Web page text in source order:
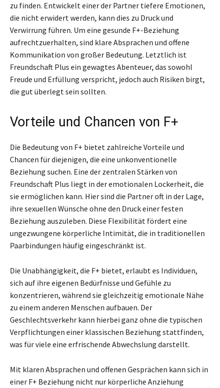
zu finden. Entwickelt einer der Partner tiefere Emotionen,
die nicht erwidert werden, kann dies zu Druck und
Verwirrung führen. Um eine gesunde F+-Beziehung
aufrechtzuerhalten, sind klare Absprachen und offene
Kommunikation von großer Bedeutung. Letztlich ist
Freundschaft Plus ein gewagtes Abenteuer, das sowohl
Freude und Erfüllung verspricht, jedoch auch Risiken birgt,
die gut überlegt sein sollten.
Vorteile und Chancen von F+
Die Bedeutung von F+ bietet zahlreiche Vorteile und
Chancen für diejenigen, die eine unkonventionelle
Beziehung suchen. Eine der zentralen Stärken von
Freundschaft Plus liegt in der emotionalen Lockerheit, die
sie ermöglichen kann. Hier sind die Partner oft in der Lage,
ihre sexuellen Wünsche ohne den Druck einer festen
Beziehung auszuleben. Diese Flexibilität fördert eine
ungezwungene körperliche Intimität, die in traditionellen
Paarbindungen häufig eingeschränkt ist.
Die Unabhängigkeit, die F+ bietet, erlaubt es Individuen,
sich auf ihre eigenen Bedürfnisse und Gefühle zu
konzentrieren, während sie gleichzeitig emotionale Nähe
zu einem anderen Menschen aufbauen. Der
Geschlechtsverkehr kann hierbei ganz ohne die typischen
Verpflichtungen einer klassischen Beziehung stattfinden,
was für viele eine erfrischende Abwechslung darstellt.
Mit klaren Absprachen und offenen Gesprächen kann sich in
einer F+ Beziehung nicht nur körperliche Anziehung